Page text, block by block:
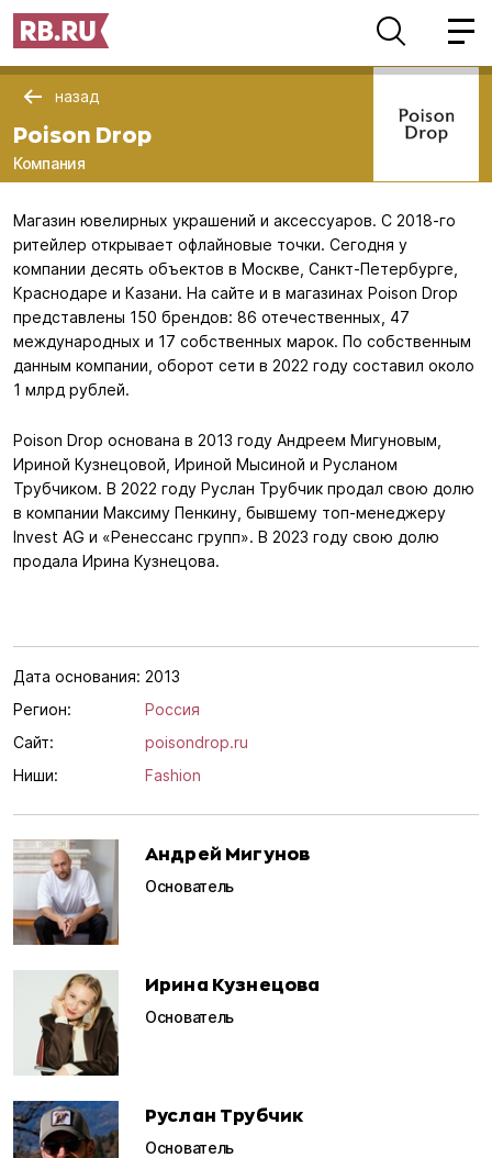
назад
Poison Drop
Компания
Магазин ювелирных украшений и аксессуаров. С 2018-го
ритейлер открывает офлайновые точки. Сегодня у
компании десять объектов в Москве, Санкт-Петербурге,
Краснодаре и Казани. На сайте и в магазинах Poison Drop
представлены 150 брендов: 86 отечественных, 47
международных и 17 собственных марок. По собственным
данным компании, оборот сети в 2022 году составил около
1 млрд рублей.
Poison Drop основана в 2013 году Андреем Мигуновым,
Ириной Кузнецовой, Ириной Мысиной и Русланом
Трубчиком. В 2022 году Руслан Трубчик продал свою долю
в компании Максиму Пенкину, бывшему топ-менеджеру
Invest AG и «Ренессанс групп». В 2023 году свою долю
продала Ирина Кузнецова.
Дата основания: 2013
Регион:
Россия
Сайт:
poisondrop.ru
Ниши:
Fashion
Андрей Мигунов
Основатель
Ирина Кузнецова
Основатель
Руслан Трубчик
Основатель